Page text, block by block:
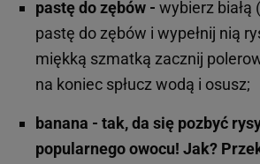
pastę do zębów - wybierz białą
pastę do zębów i wypełnij nią
miękką szmatką zacznij
na koniec spłucz wodą i osusz;
banana - tak, da się pozbyć
popularnego owocu! Jak?